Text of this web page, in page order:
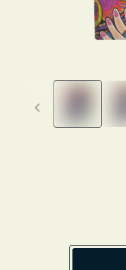
Previous thumbnails